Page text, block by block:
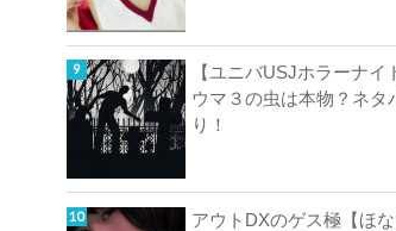
【ユニバUSJホラーナイ
ウマ３の虫は本物？ネタ
り！
アウトDXのゲス極【ほな